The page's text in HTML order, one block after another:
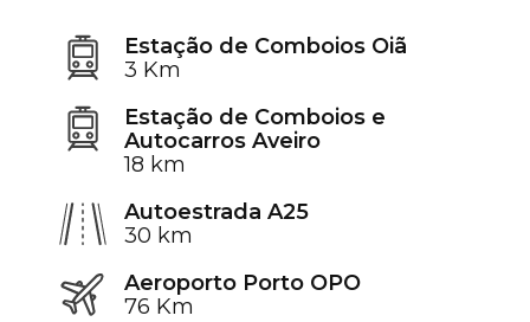
Estação de Comboios Oiã
3 Km
Estação de Comboios e
Autocarros Aveiro
18 km
Autoestrada A25
30 km
Aeroporto Porto OPO
76 Km